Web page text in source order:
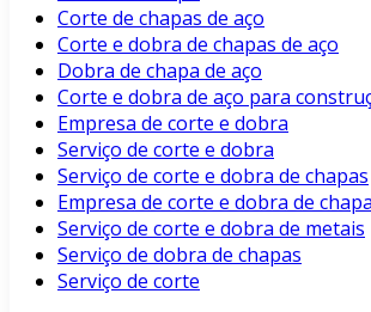
Corte de chapas de aço
Corte e dobra de chapas de aço
Dobra de chapa de aço
Corte e dobra de aço para
Empresa de corte e dobra
Serviço de corte e dobra
Serviço de corte e dobra de chapas
Empresa de corte e dobra de
Serviço de corte e dobra de metais
Serviço de dobra de chapas
Serviço de corte